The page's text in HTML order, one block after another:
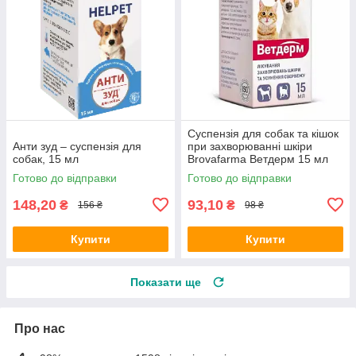
Анти зуд – суспензія для
собак, 15 мл
Готово до відправки
148,20 ₴ 156 ₴
Купити
Суспензія для собак та кішок
при захворюванні шкіри
Brovafarma Ветдерм 15 мл
Готово до відправки
93,10 ₴ 98 ₴
Купити
Показати ще
Про нас